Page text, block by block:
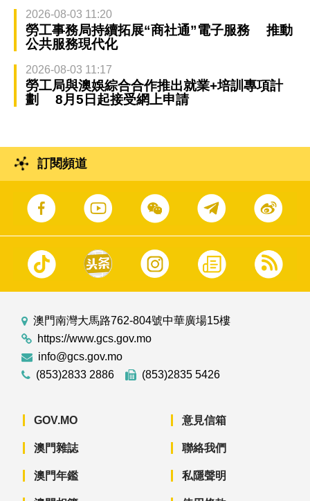
2026-08-03 11:20
勞工事務局持續拓展“商社通”電子服務 推動
公共服務現代化
2026-08-03 11:17
勞工局與澳娛綜合合作推出就業+培訓專項計
劃 8月5日起接受網上申請
訂閱頻道
澳門南灣大馬路762-804號中華廣場15樓
https://www.gcs.gov.mo
info@gcs.gov.mo
(853)2833 2886
(853)2835 5426
GOV.MO
澳門雜誌
澳門年鑑
意見信箱
聯絡我們
私隱聲明